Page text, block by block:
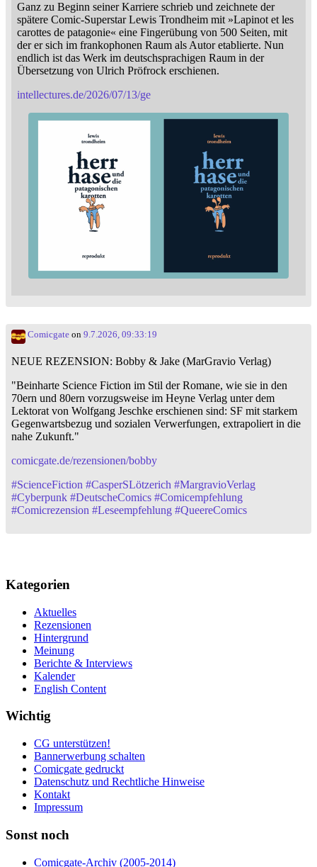
Ganz zu Beginn seiner Karriere schrieb und zeichnete der
spätere Comic-Superstar Lewis Trondheim mit »Lapinot et les
carottes de patagonie« eine Fingerübung von 500 Seiten, mit
der er sich im frankophonen Raum als Autor etablierte. Nun
endlich ist das Werk im deutschsprachigen Raum in der
Übersetzung von Ulrich Pröfrock erschienen.
intellectures.de/2026/07/13/ge
Comicgate on 9.7.2026, 09:33:19
NEUE REZENSION: Bobby & Jake (MarGravio Verlag)
"Beinharte Science Fiction im Stil der Romane, wie sie in den
70ern und 80ern vorzugsweise im Heyne Verlag unter dem
Lektorat von Wolfgang Jeschke erschienen sind: SF mit starkem
Gegenwartsbezug und sozialen Verwerfungen, extrapoliert in die
nahe Zukunft."
comicgate.de/rezensionen/bobby
#ScienceFiction #CasperSLötzerich #MargravioVerlag
#Cyberpunk #DeutscheComics #Comicempfehlung
#Comicrezension #Leseempfehlung #QueereComics
Kategorien
Aktuelles
Rezensionen
Hintergrund
Meinung
Berichte & Interviews
Kalender
English Content
Wichtig
CG unterstützen!
Bannerwerbung schalten
Comicgate gedruckt
Datenschutz und Rechtliche Hinweise
Kontakt
Impressum
Sonst noch
Comicgate-Archiv (2005-2014)